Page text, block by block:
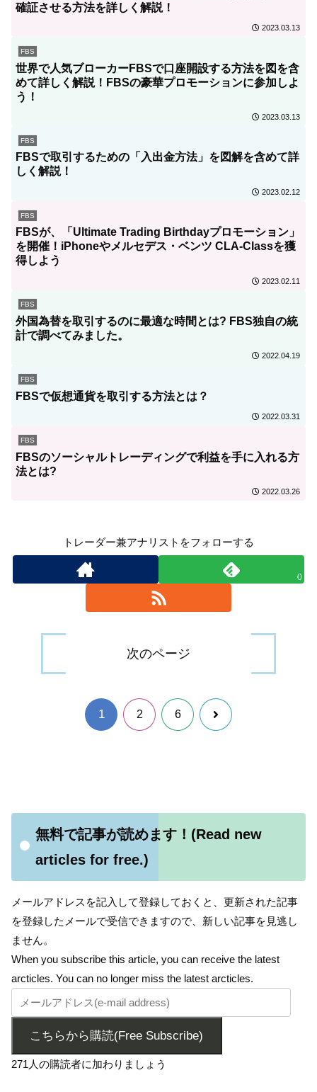
確証させる方法を詳しく解説！
2023.03.13
FBS
世界で人気ブローカーFBSで口座開設する方法を図を含
めて詳しく解説！FBSの豪華プロモーションに参加しよ
う！
2023.03.13
FBS
FBSで取引するための「入出金方法」を図解を含めて詳
しく解説！
2023.02.12
FBS
FBSが、「Ultimate Trading Birthdayプロモーション」
を開催！iPhoneやメルセデス・ベンツ CLA-Classを獲
得しよう
2023.02.11
FBS
外国為替を取引するのに最適な時間とは? FBS独自の統
計で調べてみました。
2022.04.19
FBS
FBSで仮想通貨を取引する方法とは？
2022.03.31
FBS
FBSのソーシャルトレーディングで利益を手に入れる方
法とは?
2022.03.26
トレーダー兼アナリストをフォローする
0
次のページ
1 2 6 次
無料で記事が読めます！(Read new
articles for free.)
メールアドレスを記入して登録しておくと、更新された記事
を登録したメールで受信できますので、新しい記事を見逃し
ません。
When you subscribe this article, you can receive the latest
arcticles. You can no longer miss the latest arcticles.
こちらから購読(Free Subscribe)
271人の購読者に加わりましょう